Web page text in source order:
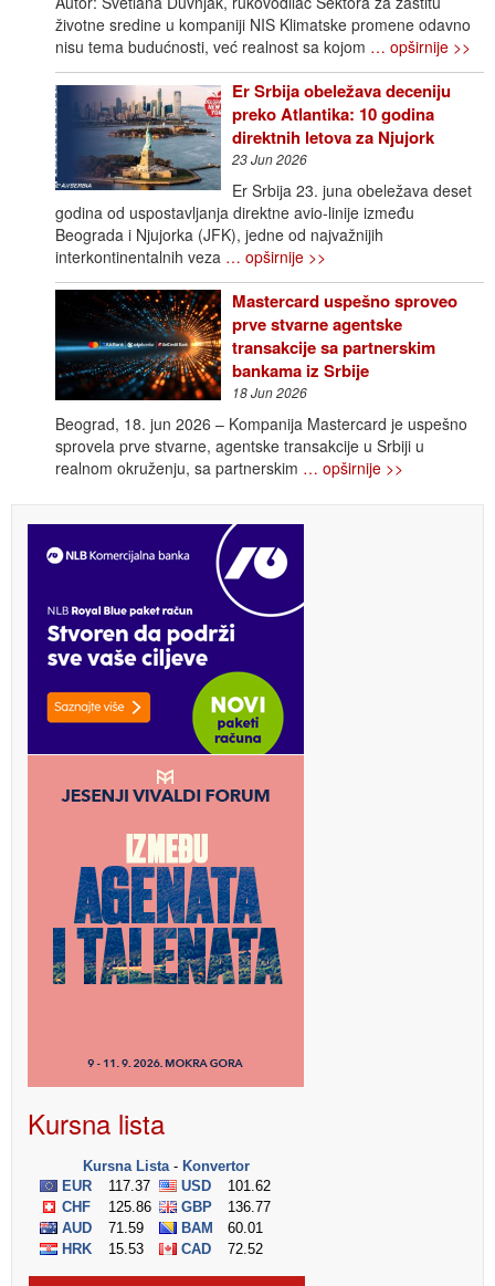
životne sredine u kompaniji NIS Klimatske promene odavno
nisu tema budućnosti, već realnost sa kojom … opširnije >>
Er Srbija obeležava deceniju
preko Atlantika: 10 godina
direktnih letova za Njujork
23 Jun 2026
Er Srbija 23. juna obeležava deset
godina od uspostavljanja direktne avio-linije između
Beograda i Njujorka (JFK), jedne od najvažnijih
interkontinentalnih veza … opširnije >>
Mastercard uspešno sproveo
prve stvarne agentske
transakcije sa partnerskim
bankama iz Srbije
18 Jun 2026
Beograd, 18. jun 2026 – Kompanija Mastercard je uspešno
sprovela prve stvarne, agentske transakcije u Srbiji u
realnom okruženju, sa partnerskim … opširnije >>
Kursna lista